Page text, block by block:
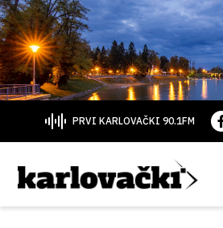
PRVI KARLOVAČKI 90.1FM